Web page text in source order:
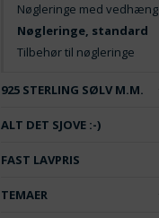
Nøgleringe med vedhæng
Nøgleringe, standard
Tilbehør til nøgleringe
925 STERLING SØLV M.M.
ALT DET SJOVE :-)
FAST LAVPRIS
TEMAER